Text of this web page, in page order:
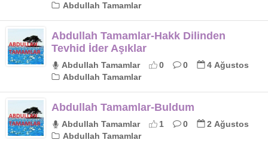
Abdullah Tamamlar
Abdullah Tamamlar-Hakk Dilinden
Tevhid İder Aşıklar
Abdullah Tamamlar 0 0
4 Ağustos
Abdullah Tamamlar
Abdullah Tamamlar-Buldum
Abdullah Tamamlar 1 0
2 Ağustos
Abdullah Tamamlar